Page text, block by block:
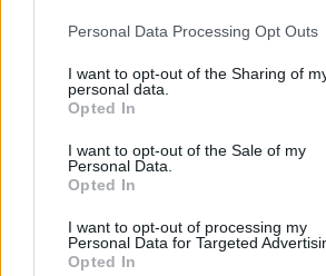
Personal Data Processing Opt Outs
I want to opt-out of the Sharing of
personal data.
Opted In
I want to opt-out of the Sale of my
Personal Data.
Opted In
I want to opt-out of processing my
Personal Data for Targeted
Opted In
Ο οίκος Miu Miu στρέφεται στη